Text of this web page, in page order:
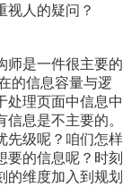
视人的疑问？
师是一件很主要的
的信息容量与逻
处理页面中信息中
息是不主要的。
先级呢？咱们怎样
要的信息呢？时刻
的维度加入到规划